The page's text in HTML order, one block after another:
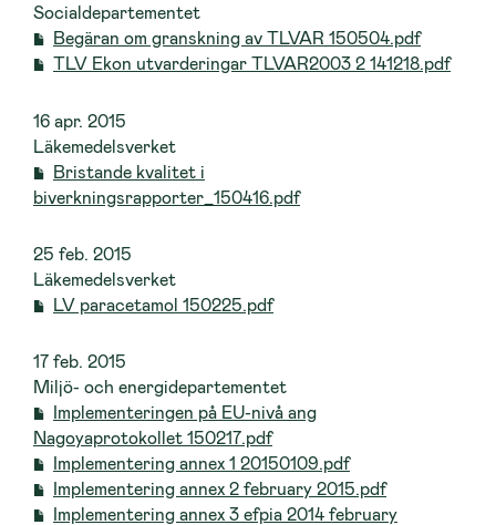
Socialdepartementet
Begäran om granskning av TLVAR 150504.pdf
TLV Ekon utvarderingar TLVAR2003 2 141218.pdf
16 apr. 2015
Läkemedelsverket
Bristande kvalitet i
biverkningsrapporter_150416.pdf
25 feb. 2015
Läkemedelsverket
LV paracetamol 150225.pdf
17 feb. 2015
Miljö- och energidepartementet
Implementeringen på EU-nivå ang
Nagoyaprotokollet 150217.pdf
Implementering annex 1 20150109.pdf
Implementering annex 2 february 2015.pdf
Implementering annex 3 efpia 2014 february